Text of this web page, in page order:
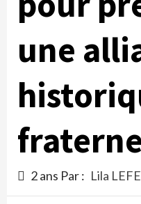
une
2 ans Par : Lila